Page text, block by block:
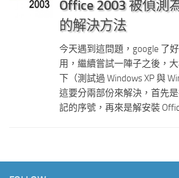
Office 2003 被偵測
的解決方法
今天遇到這問題，google 了
用，繼續嘗試一陣子之後，
下（測試過 Windows XP 與
這要分兩部份來解決，首先
記的序號，再來是解安裝